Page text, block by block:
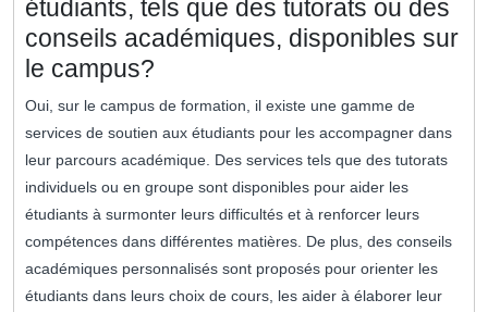
étudiants, tels que des tutorats ou des
conseils académiques, disponibles sur
le campus?
Oui, sur le campus de formation, il existe une gamme de
services de soutien aux étudiants pour les accompagner dans
leur parcours académique. Des services tels que des tutorats
individuels ou en groupe sont disponibles pour aider les
étudiants à surmonter leurs difficultés et à renforcer leurs
compétences dans différentes matières. De plus, des conseils
académiques personnalisés sont proposés pour orienter les
étudiants dans leurs choix de cours, les aider à élaborer leur